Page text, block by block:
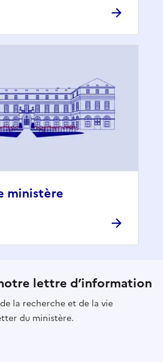
ministère
lettre d’information
la recherche et de la vie
du ministère.